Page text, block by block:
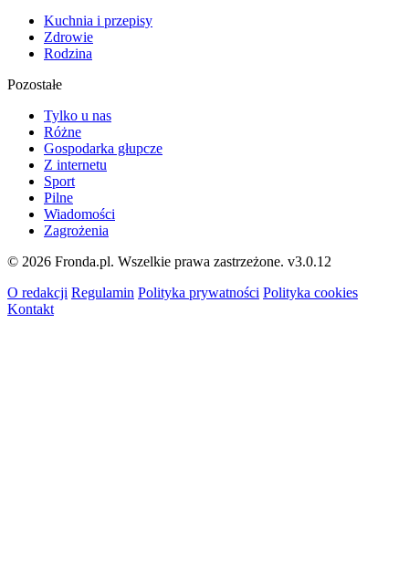
Kuchnia i przepisy
Zdrowie
Rodzina
Pozostałe
Tylko u nas
Różne
Gospodarka głupcze
Z internetu
Sport
Pilne
Wiadomości
Zagrożenia
© 2026 Fronda.pl. Wszelkie prawa zastrzeżone. v3.0.12
O redakcji Regulamin Polityka prywatności Polityka cookies
Kontakt